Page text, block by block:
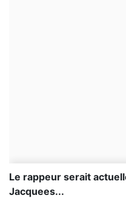
Le rappeur serait
Jacquees...